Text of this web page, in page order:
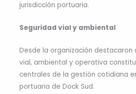
jurisdicción portuaria.
Seguridad vial y ambiental
Desde la organización destacaron
vial, ambiental y operativa
centrales de la gestión cotidiana
portuaria de Dock Sud.